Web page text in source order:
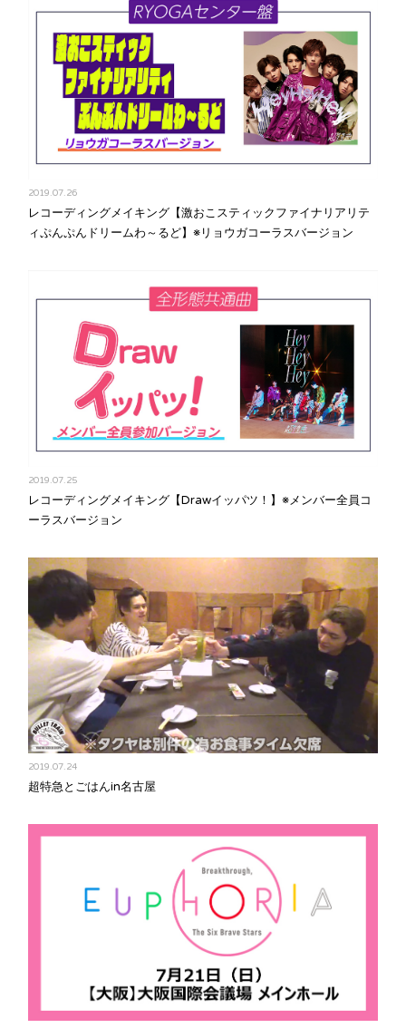
2019.07.26
レコーディングメイキング【激おこスティックファイナリアリテ
ィぷんぷんドリームわ～るど】※リョウガコーラスバージョン
2019.07.25
レコーディングメイキング【Drawイッパツ！】※メンバー全員コ
ーラスバージョン
2019.07.24
超特急とごはんin名古屋